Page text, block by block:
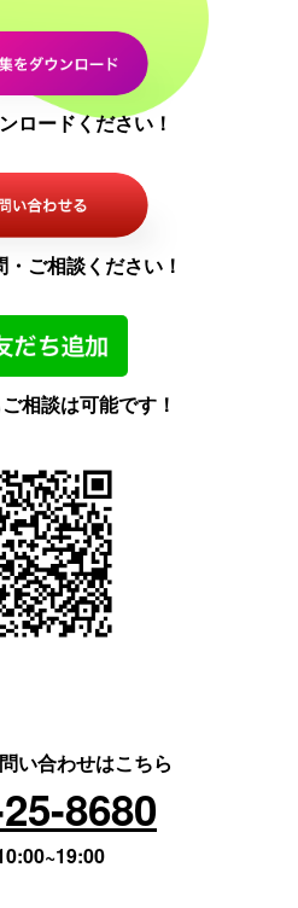
ロードください！
ご相談ください！
相談は可能です！
い合わせはこちら
8680